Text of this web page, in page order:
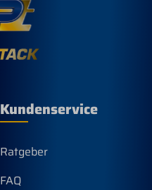
Kundenservice
Ratgeber
FAQ